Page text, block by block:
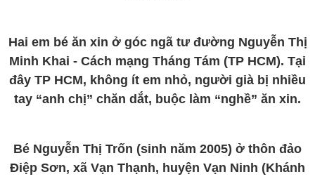
Hai em bé ăn xin ở góc ngã tư đường Nguyễn Thị
Minh Khai - Cách mạng Tháng Tám (TP HCM). Tại
đây TP HCM, không ít em nhỏ, người già bị nhiều
tay “anh chị” chăn dắt, buộc làm “nghề” ăn xin.
Bé Nguyễn Thị Trốn (sinh năm 2005) ở thôn đảo
Điệp Sơn, xã Vạn Thạnh, huyện Vạn Ninh (Khánh